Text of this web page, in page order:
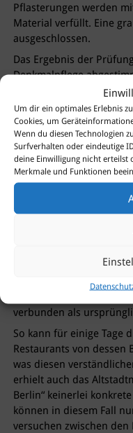
Um dir ein optimales Erlebnis
Cookies, um
Wenn du diesen Technologien
Surfverhalten oder eindeutige
deine Einwilligung nicht erteilst
Merkmale und Funktionen
Pflasterungen werden
Material verfüllt. Eine
ausgeschlossen.
Das Ergebnis der
Denkmalpflege
28.10.2020
Kabelsalat
Wer Kabelsalat für ein
leider. Manchmal
ein
Notwendigkeit, einen
beheben. Leider ist dies
verbunden als
So kann für einige Tage
Restaurants von dessen
was diesen
erhielt auch das
Berlin“ keinerlei
können in diesem Fall
versuchen zwischen